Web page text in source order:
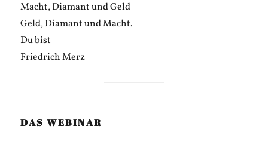
Macht, Diamant und Geld
Geld, Diamant und Macht.
Du bist
Friedrich Merz
DAS WEBINAR